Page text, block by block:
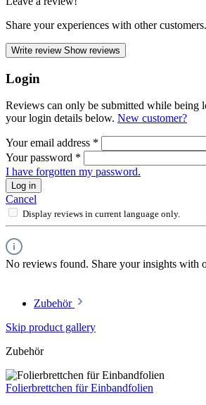
Share your experiences with other customers.
Write review Show reviews
Login
Reviews can only be submitted while being
your login details below. New customer?
Your email address *
Your password *
I have forgotten my password.
Log in
Cancel
Display reviews in current language only.
No reviews found. Share your insights with
Zubehör
Skip product gallery
Zubehör
Folierbrettchen für Einbandfolien